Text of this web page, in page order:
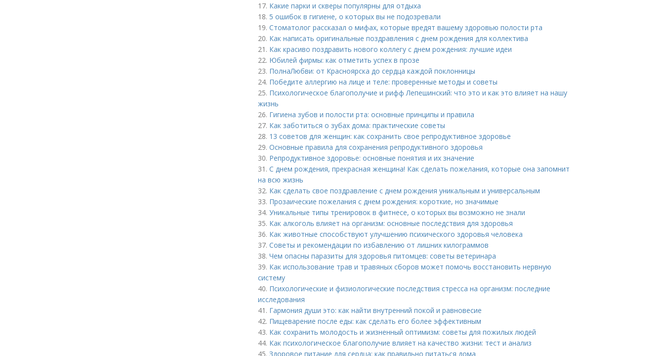
17. Какие парки и скверы популярны для отдыха
18. 5 ошибок в гигиене, о которых вы не подозревали
19. Стоматолог рассказал о мифах, которые вредят вашему здоровью полости рта
20. Как написать оригинальные поздравления с днем рождения для коллектива
21. Как красиво поздравить нового коллегу с днем рождения: лучшие идеи
22. Юбилей фирмы: как отметить успех в прозе
23. ПолнаЛюбви: от Красноярска до сердца каждой поклонницы
24. Победите аллергию на лице и теле: проверенные методы и советы
25. Психологическое благополучие и рифф Лепешинский: что это и как это влияет на нашу
жизнь
26. Гигиена зубов и полости рта: основные принципы и правила
27. Как заботиться о зубах дома: практические советы
28. 13 советов для женщин: как сохранить свое репродуктивное здоровье
29. Основные правила для сохранения репродуктивного здоровья
30. Репродуктивное здоровье: основные понятия и их значение
31. С днем рождения, прекрасная женщина! Как сделать пожелания, которые она запомнит
на всю жизнь
32. Как сделать свое поздравление с днем рождения уникальным и универсальным
33. Прозаические пожелания с днем рождения: короткие, но значимые
34. Уникальные типы тренировок в фитнесе, о которых вы возможно не знали
35. Как алкоголь влияет на организм: основные последствия для здоровья
36. Как животные способствуют улучшению психического здоровья человека
37. Советы и рекомендации по избавлению от лишних килограммов
38. Чем опасны паразиты для здоровья питомцев: советы ветеринара
39. Как использование трав и травяных сборов может помочь восстановить нервную
систему
40. Психологические и физиологические последствия стресса на организм: последние
исследования
41. Гармония души это: как найти внутренний покой и равновесие
42. Пищеварение после еды: как сделать его более эффективным
43. Как сохранить молодость и жизненный оптимизм: советы для пожилых людей
44. Как психологическое благополучие влияет на качество жизни: тест и анализ
45. Здоровое питание для сердца: как правильно питаться дома